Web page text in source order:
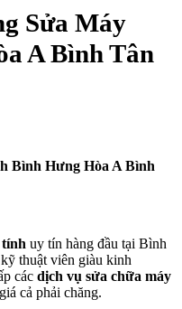
Sửa Máy
A Bình Tân
Bình Hưng Hòa A Bình
tính uy tín hàng đầu tại Bình
thuật viên giàu kinh
các dịch vụ sửa chữa máy
cả phải chăng.